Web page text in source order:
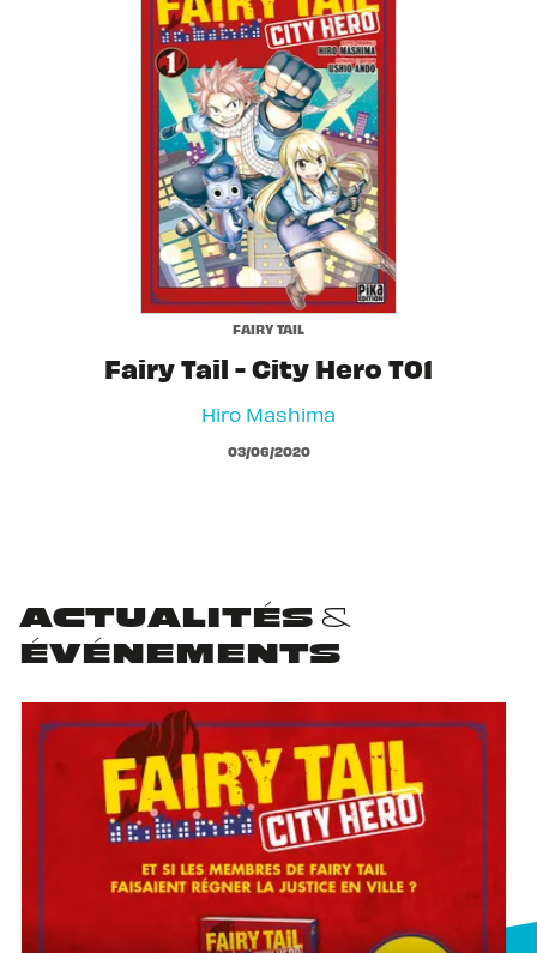
FAIRY TAIL
Fairy Tail - City Hero T01
Hiro Mashima
03/06/2020
ACTUALITÉS &
ÉVÉNEMENTS